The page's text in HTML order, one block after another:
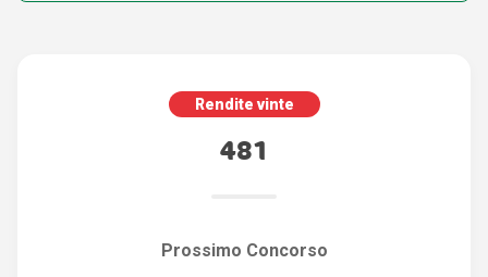
Rendite vinte
481
Prossimo Concorso